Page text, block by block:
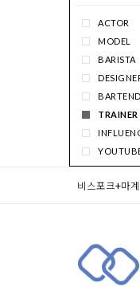
ACTOR
MODEL
BARISTA
TRAINER
SINGER
CHEF
CLERK
비스포크+마계